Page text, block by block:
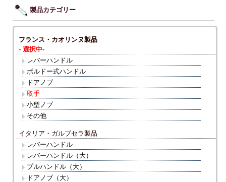
製品カテゴリー
イタリア・ガルブセラ製品
レバーハンドル
レバーハンドル（大）
プルハンドル（大）
ドアノブ（大）
フランス・カオリンヌ製品
- 選択中-
レバーハンドル
ボルドー式ハンドル
ドアノブ
取手
小型ノブ
その他